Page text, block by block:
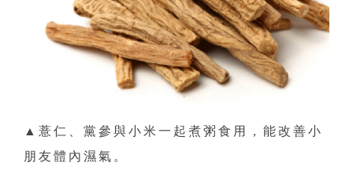
▲薏仁、黨參與小米一起煮粥食用，能改善小
朋友體內濕氣。